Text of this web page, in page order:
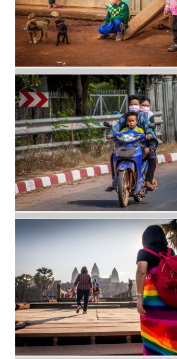
laotiennes
Portraits sur la route
Temples et statues